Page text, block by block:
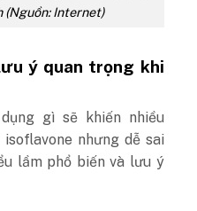
(Nguồn: Internet)
ý quan trọng khi
gì sẽ khiến nhiều
nhưng dễ sai
lầm phổ biến và lưu ý